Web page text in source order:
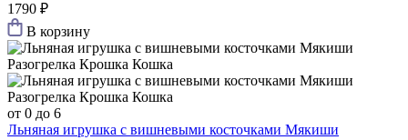
1790 ₽
В корзину
от 0 до 6
Льняная игрушка с вишневыми косточками Мякиши